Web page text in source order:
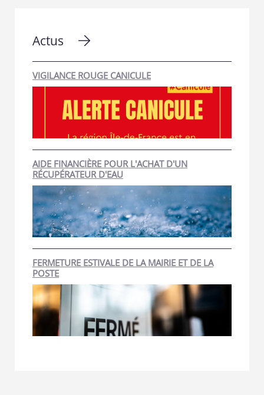
Actus
VIGILANCE ROUGE CANICULE
AIDE FINANCIÈRE POUR L'ACHAT D'UN
RÉCUPÉRATEUR D'EAU
FERMETURE ESTIVALE DE LA MAIRIE ET DE LA
POSTE